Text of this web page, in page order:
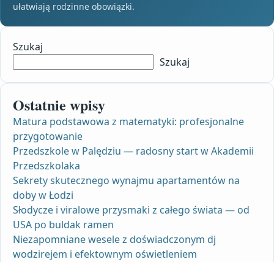
ułatwiają rodzinne obowiązki.
Szukaj
Szukaj
Ostatnie wpisy
Matura podstawowa z matematyki: profesjonalne
przygotowanie
Przedszkole w Palędziu — radosny start w Akademii
Przedszkolaka
Sekrety skutecznego wynajmu apartamentów na
doby w Łodzi
Słodycze i viralowe przysmaki z całego świata — od
USA po buldak ramen
Niezapomniane wesele z doświadczonym dj
wodzirejem i efektownym oświetleniem